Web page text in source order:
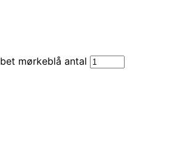
mørkeblå antal